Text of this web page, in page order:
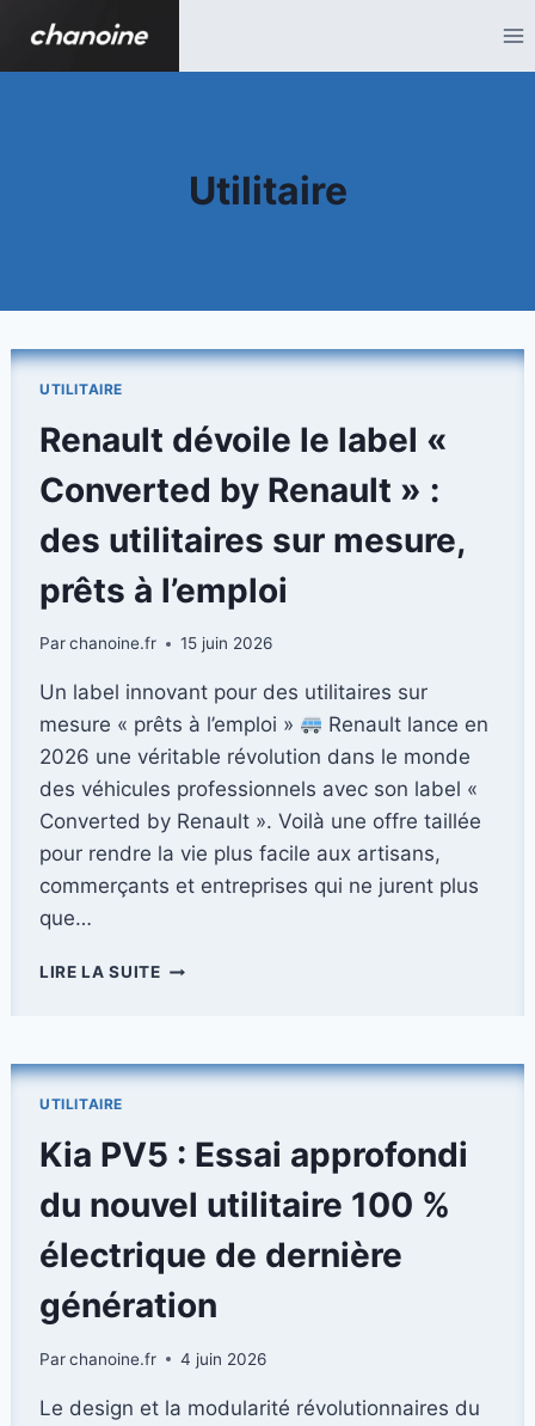
contenu
Utilitaire
UTILITAIRE
Renault dévoile le label «
Converted by Renault » :
des utilitaires sur mesure,
prêts à l’emploi
Parchanoine.fr 15 juin 2026
Un label innovant pour des utilitaires sur
mesure « prêts à l’emploi »
Renault lance en
2026 une véritable révolution dans le monde
des véhicules professionnels avec son label «
Converted by Renault ». Voilà une offre taillée
pour rendre la vie plus facile aux artisans,
commerçants et entreprises qui ne jurent plus
que…
LIRE LA SUITERENAULT
«
RENAULT
»
DES
UTILITAIRES
SUR
MESURE,
PRÊTS
L’EMPLOI
UTILITAIRE
Kia PV5 : Essai approfondi
du nouvel utilitaire 100 %
électrique de dernière
génération
Parchanoine.fr 4 juin 2026
Le design et la modularité révolutionnaires du